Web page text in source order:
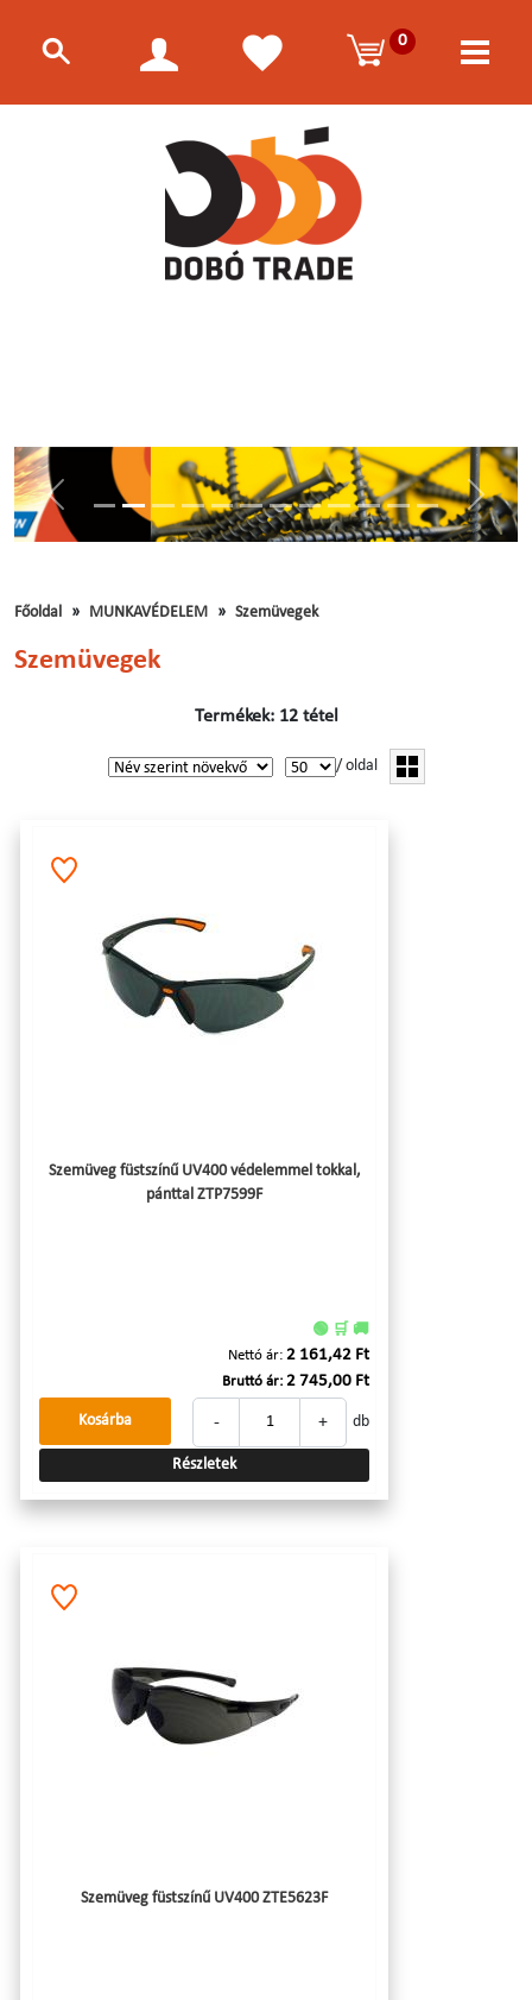
0
Előző
Főoldal MUNKAVÉDELEM Szemüvegek
Szemüvegek
Termékek: 12 tétel
/ oldal
Szemüveg füstszínű UV400 védelemmel tokkal,
pánttal ZTP7599F
🟢 🛒 🚚
Nettó ár: 2 161,42 Ft
Bruttó ár: 2 745,00 Ft
- + db
Kosárba
Részletek
Szemüveg füstszínű UV400 ZTE5623F